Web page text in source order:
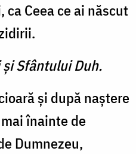
Ceea ce ai născut
Sfântului Duh.
şi după naştere
înainte de
Dumnezeu,